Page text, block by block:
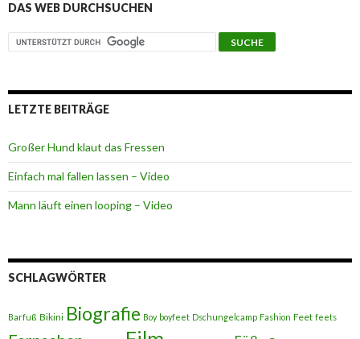
DAS WEB DURCHSUCHEN
LETZTE BEITRÄGE
Großer Hund klaut das Fressen
Einfach mal fallen lassen – Video
Mann läuft einen looping – Video
SCHLAGWÖRTER
Barfuß Bikini Biografie Boy boyfeet Dschungelcamp Fashion Feet feets